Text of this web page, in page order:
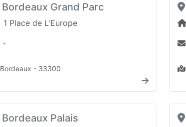
Bordeaux Grand Parc
1 Place de L'Europe
-
Bordeaux - 33300
Bordeaux Palais